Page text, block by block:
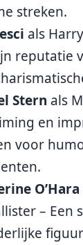
streken.
als
reputatie
Stern als
en
voor
O’Hara
– Een